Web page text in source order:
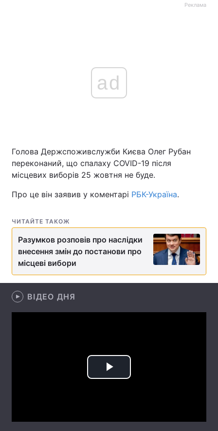
Головна Війна
Україна Політика
Економіка Світ
Спорт
Техно і зв'язок Лайт
Зброя
Здоров'я Туризм
Цікавинки
Статті
Реклама
ad
Голова Держспоживслужби Києва Олег Рубан
переконаний, що спалаху COVID-19 після
місцевих виборів 25 жовтня не буде.
Про це він заявив у коментарі РБК-Україна.
ЧИТАЙТЕ ТАКОЖ
Разумков розповів про наслідки
внесення змін до постанови про
місцеві вибори
ВІДЕО ДНЯ
Play